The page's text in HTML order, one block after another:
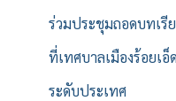
ร่วมประชุมถอดบทเรี
ที่เทศบาลเมืองร้อยเ
ระดับประเทศ